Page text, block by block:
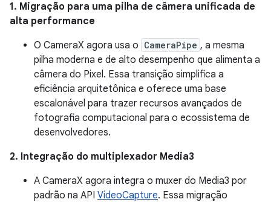
1. Migração para uma pilha de câmera unificada de
alta performance
O CameraX agora usa o CameraPipe , a mesma
pilha moderna e de alto desempenho que alimenta a
câmera do Pixel. Essa transição simplifica a
eficiência arquitetônica e oferece uma base
escalonável para trazer recursos avançados de
fotografia computacional para o ecossistema de
desenvolvedores.
2. Integração do multiplexador Media3
A CameraX agora integra o muxer do Media3 por
padrão na API VideoCapture. Essa migração